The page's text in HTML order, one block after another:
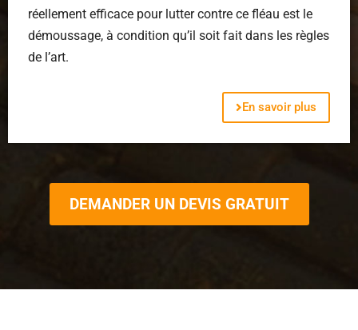
réellement efficace pour lutter contre ce fléau est le
démoussage, à condition qu’il soit fait dans les règles
de l’art.
En savoir plus
DEMANDER UN DEVIS GRATUIT